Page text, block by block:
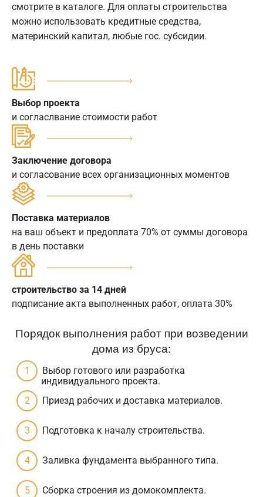
смотрите в каталоге. Для оплаты строительства
можно использовать кредитные средства,
материнский капитал, любые гос. субсидии.
Выбор проекта
и согласлвание стоимости работ
Заключение договора
и согласование всех организационных моментов
Поставка материалов
на ваш объект и предоплата 70% от суммы договора
в день поставки
строительство за 14 дней
подписание акта выполненных работ, оплата 30%
Порядок выполнения работ при возведении
дома из бруса:
Выбор готового или разработка
индивидуального проекта.
Приезд рабочих и доставка материалов.
Подготовка к началу строительства.
Заливка фундамента выбранного типа.
Сборка строения из домокомплекта.